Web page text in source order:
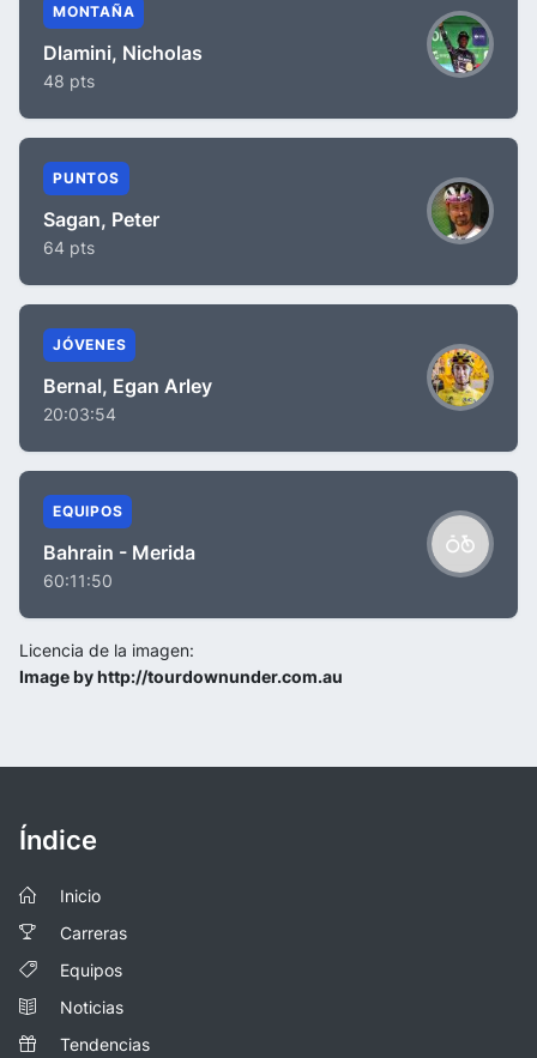
MONTAÑA
Dlamini, Nicholas
48 pts
PUNTOS
Sagan, Peter
64 pts
JÓVENES
Bernal, Egan Arley
20:03:54
EQUIPOS
Bahrain - Merida
60:11:50
Licencia de la imagen:
Image by http://tourdownunder.com.au
Índice
Inicio
Carreras
Equipos
Noticias
Tendencias